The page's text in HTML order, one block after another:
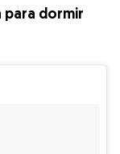
para dormir